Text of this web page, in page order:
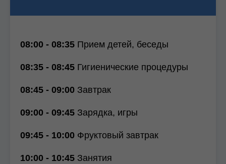
08:00 - 08:35 Прием детей, беседы
08:35 - 08:45 Гигиенические процедуры
08:45 - 09:00 Завтрак
09:00 - 09:45 Зарядка, игры
09:45 - 10:00 Фруктовый завтрак
10:00 - 10:45 Занятия